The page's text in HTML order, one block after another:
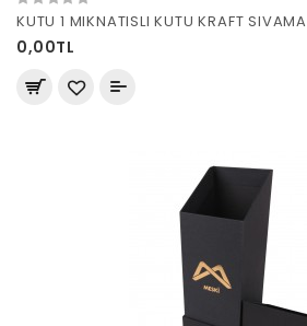
KUTU 1 MIKNATISLI KUTU KRAFT SIVAMA
0,00TL